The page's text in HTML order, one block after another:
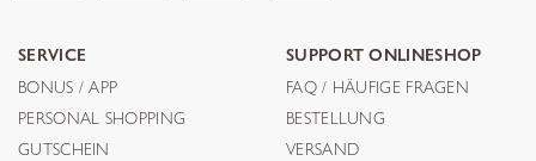
SERVICE
BONUS / APP
PERSONAL SHOPPING
GUTSCHEIN
SUPPORT ONLINESHOP
FAQ / HÄUFIGE FRAGEN
BESTELLUNG
VERSAND